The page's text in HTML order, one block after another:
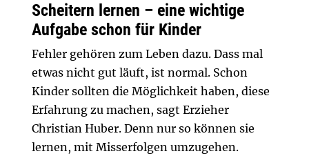
Scheitern lernen – eine wichtige
Aufgabe schon für Kinder
Fehler gehören zum Leben dazu. Dass mal
etwas nicht gut läuft, ist normal. Schon
Kinder sollten die Möglichkeit haben, diese
Erfahrung zu machen, sagt Erzieher
Christian Huber. Denn nur so können sie
lernen, mit Misserfolgen umzugehen.